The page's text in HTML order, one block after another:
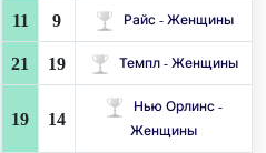
11 9 Райс - Женщины
21 19 Темпл - Женщины
19 14
Нью Орлинс -
Женщины